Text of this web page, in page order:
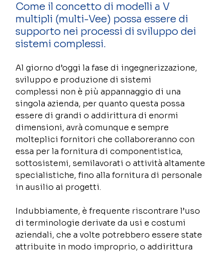
Come il concetto di modelli a V
multipli (multi-Vee) possa essere di
supporto nei processi di sviluppo dei
sistemi complessi.
Al giorno d’oggi la fase di ingegnerizzazione,
sviluppo e produzione di sistemi
complessi non è più appannaggio di una
singola azienda, per quanto questa possa
essere di grandi o addirittura di enormi
dimensioni, avrà comunque e sempre
molteplici fornitori che collaboreranno con
essa per la fornitura di componentistica,
sottosistemi, semilavorati o attività altamente
specialistiche, fino alla fornitura di personale
in ausilio ai progetti.
Indubbiamente, è frequente riscontrare l’uso
di terminologie derivate da usi e costumi
aziendali, che a volte potrebbero essere state
attribuite in modo improprio, o addirittura